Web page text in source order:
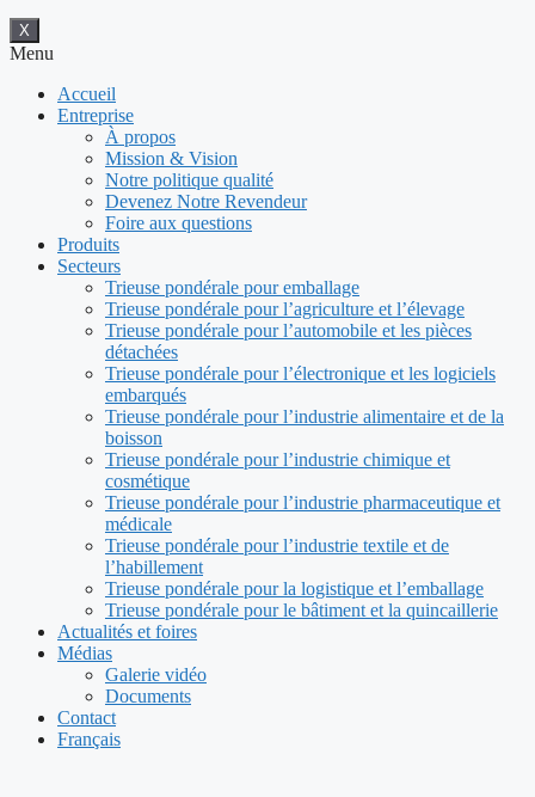
X
Menu
Accueil
Entreprise
À propos
Mission & Vision
Notre politique qualité
Devenez Notre Revendeur
Foire aux questions
Produits
Secteurs
Trieuse pondérale pour emballage
Trieuse pondérale pour l’agriculture et l’élevage
Trieuse pondérale pour l’automobile et les pièces
détachées
Trieuse pondérale pour l’électronique et les logiciels
embarqués
Trieuse pondérale pour l’industrie alimentaire et de la
boisson
Trieuse pondérale pour l’industrie chimique et
cosmétique
Trieuse pondérale pour l’industrie pharmaceutique et
médicale
Trieuse pondérale pour l’industrie textile et de
l’habillement
Trieuse pondérale pour la logistique et l’emballage
Trieuse pondérale pour le bâtiment et la quincaillerie
Actualités et foires
Médias
Galerie vidéo
Documents
Contact
Français